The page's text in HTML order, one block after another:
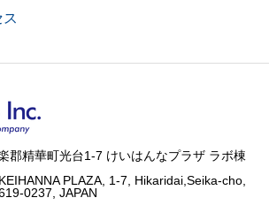
郡精華町光台1-7 けいはんなプラザ ラボ棟
PLAZA, 1-7, Hikaridai,Seika-cho,
0237, JAPAN